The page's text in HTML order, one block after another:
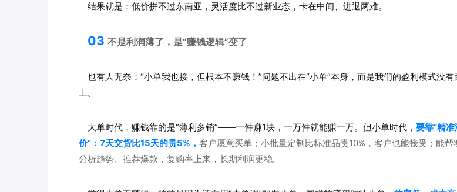
结果就是：低价拼不过东南亚，灵活度比不过新业态，卡在中间、进退两难。
03 不是利润薄了，是“赚钱逻辑”变了
也有人无奈：“小单我也接，但根本不赚钱！”问题不出在“小单”本身，而是我们的盈利模式没有
上。
大单时代，赚钱靠的是“薄利多销”——一件赚1块，一万件就能赚一万。但小单时代， 要靠“精准
价”：7天交货比15天的贵5%， 客户愿意买单；小批量定制比标准品贵10%，客户也能接受；能帮
分析趋势、推荐爆款，复购率上来，长期利润更稳。